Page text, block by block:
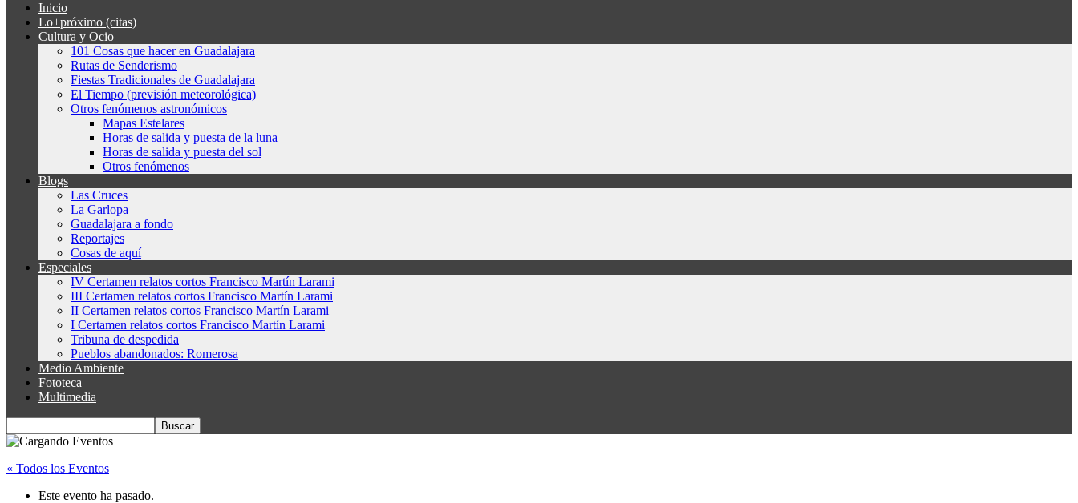
Inicio
Lo+próximo (citas)
Cultura y Ocio
101 Cosas que hacer en Guadalajara
Rutas de Senderismo
Fiestas Tradicionales de Guadalajara
El Tiempo (previsión meteorológica)
Otros fenómenos astronómicos
Mapas Estelares
Horas de salida y puesta de la luna
Horas de salida y puesta del sol
Otros fenómenos
Blogs
Las Cruces
La Garlopa
Guadalajara a fondo
Reportajes
Cosas de aquí
Especiales
IV Certamen relatos cortos Francisco Martín Larami
III Certamen relatos cortos Francisco Martín Larami
II Certamen relatos cortos Francisco Martín Larami
I Certamen relatos cortos Francisco Martín Larami
Tribuna de despedida
Pueblos abandonados: Romerosa
Medio Ambiente
Fototeca
Multimedia
« Todos los Eventos
Este evento ha pasado.